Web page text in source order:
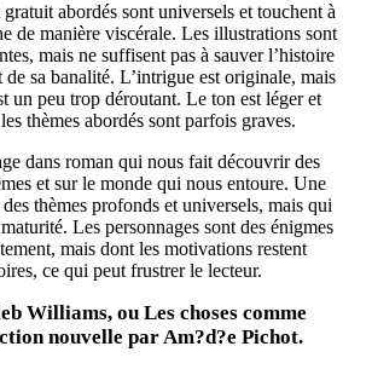
abordés sont universels et touchent à
de manière viscérale. Les illustrations sont
mais ne suffisent pas à sauver l’histoire
de sa banalité. L’intrigue est originale, mais
un peu trop déroutant. Le ton est léger et
thèmes abordés sont parfois graves.
dans roman qui nous fait découvrir des
et sur le monde qui nous entoure. Une
thèmes profonds et universels, mais qui
Les personnages sont des énigmes
mais dont les motivations restent
ce qui peut frustrer le lecteur.
Williams, ou Les choses comme
nouvelle par Am?d?e Pichot.